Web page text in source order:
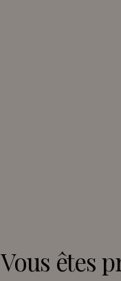
Vous êtes